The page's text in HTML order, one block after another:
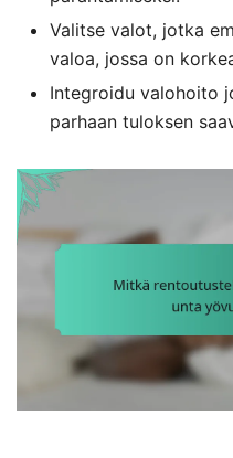
Valitse valot, jotka
valoa, jossa on
Integroidu valohoito
parhaan tuloksen